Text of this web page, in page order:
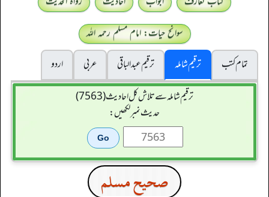
سوانح حیات: امام مسلم رحمہ اللہ
تمام کتب
ترقیم شاملہ ترقيم عبدالباقی عربی
اردو
ترقیم شاملہ سے تلاش کل احادیث (7563)
حدیث نمبر لکھیں:
صحيح مسلم